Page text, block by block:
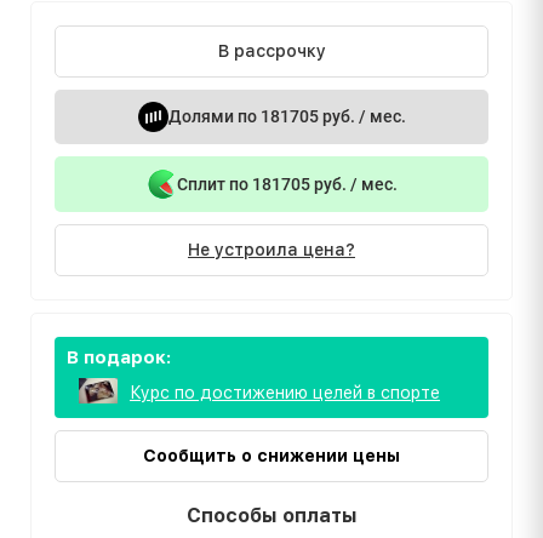
В рассрочку
Долями по 181705 руб. / мес.
Сплит по 181705 руб. / мес.
Не устроила цена?
В подарок:
Курс по достижению целей в спорте
Сообщить о снижении цены
Способы оплаты